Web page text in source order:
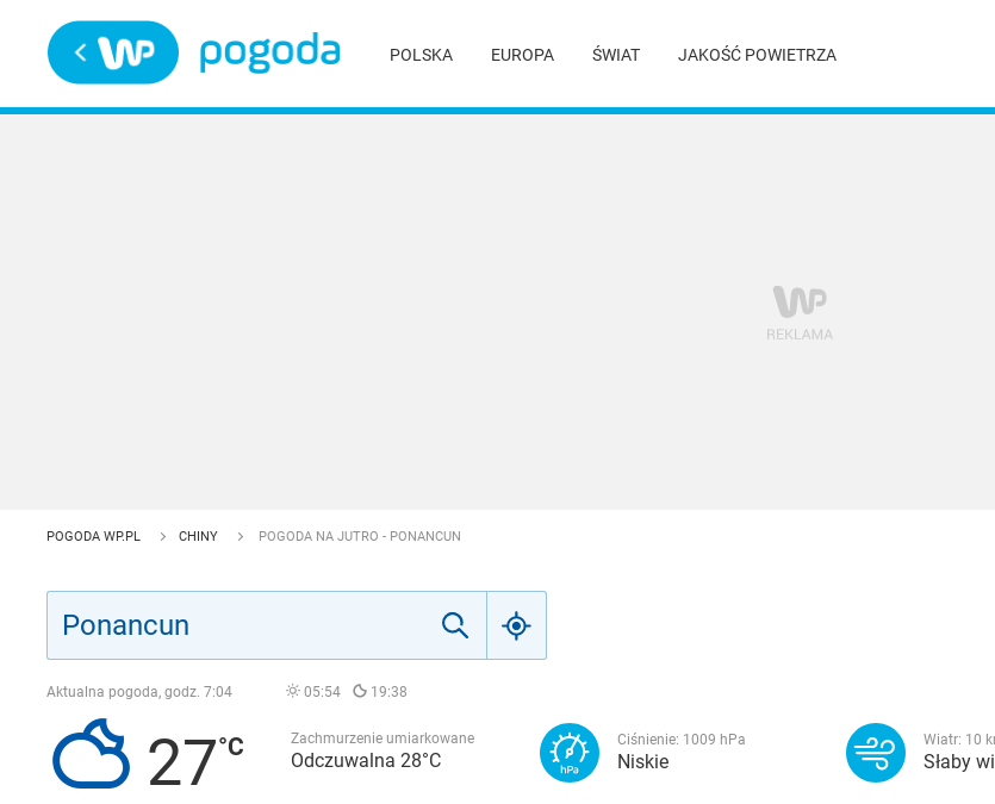
POLSKA EUROPA ŚWIAT JAKOŚĆ POWIETRZA
POGODA WP.PL CHINY POGODA NA JUTRO - PONANCUN
Aktualna pogoda, godz. 7:04 05:54 19:38
27 Zachmurzenie umiarkowane
Odczuwalna 28°C
Ciśnienie: 1009 hPa
Niskie
Wiatr: 10
Słaby